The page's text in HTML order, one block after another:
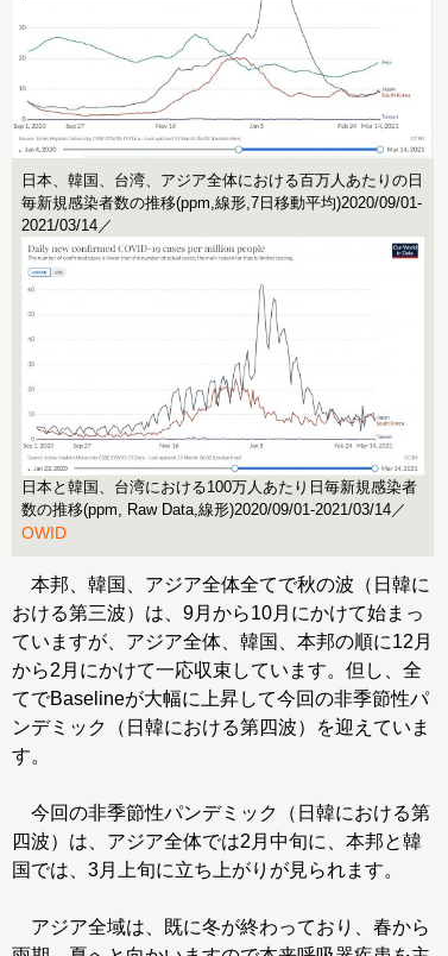
日本、韓国、台湾、アジア全体における百万人あたりの日
毎新規感染者数の推移(ppm,線形,7日移動平均)2020/09/01-
2021/03/14／
日本と韓国、台湾における100万人あたり日毎新規感染者
数の推移(ppm, Raw Data,線形)2020/09/01-2021/03/14／
OWID
本邦、韓国、アジア全体全てで秋の波（日韓に
おける第三波）は、9月から10月にかけて始まっ
ていますが、アジア全体、韓国、本邦の順に12月
から2月にかけて一応収束しています。但し、全
てでBaselineが大幅に上昇して今回の非季節性パ
ンデミック（日韓における第四波）を迎えていま
す。
今回の非季節性パンデミック（日韓における第
四波）は、アジア全体では2月中旬に、本邦と韓
国では、3月上旬に立ち上がりが見られます。
アジア全域は、既に冬が終わっており、春から